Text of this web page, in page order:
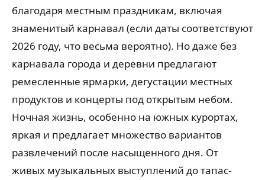
благодаря местным праздникам, включая
знаменитый карнавал (если даты соответствуют
2026 году, что весьма вероятно). Но даже без
карнавала города и деревни предлагают
ремесленные ярмарки, дегустации местных
продуктов и концерты под открытым небом.
Ночная жизнь, особенно на южных курортах,
яркая и предлагает множество вариантов
развлечений после насыщенного дня. От
живых музыкальных выступлений до тапас-